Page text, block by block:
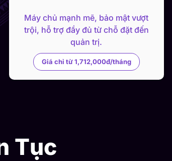
Máy chủ mạnh mẽ, bảo mật vượt
trội, hỗ trợ đầy đủ từ chỗ đặt đến
quản trị.
Giá chỉ từ 1,712,000đ/tháng
Tục